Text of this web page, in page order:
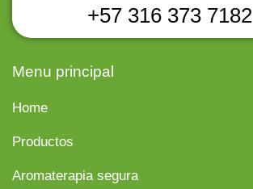
+57 316 373 7182
Menu principal
Home
Productos
Aromaterapia segura